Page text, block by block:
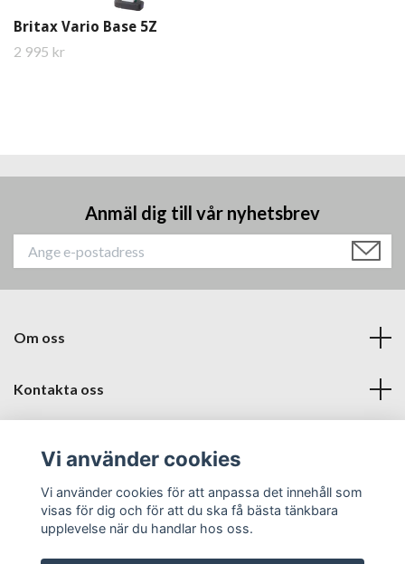
Britax Vario Base 5Z
2 995 kr
Anmäl dig till vår nyhetsbrev
Om oss
Kontakta oss
Sociala medier
Vi använder cookies
Vi använder cookies för att anpassa det innehåll som
visas för dig och för att du ska få bästa tänkbara
upplevelse när du handlar hos oss.